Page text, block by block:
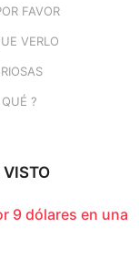
FAVOR
VERLO
?
VISTO
9 dólares en una